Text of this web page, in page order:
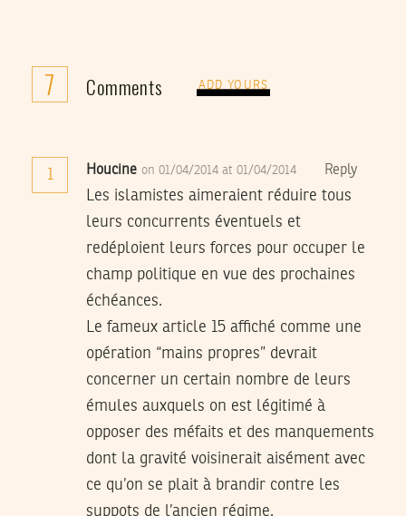
7 Comments ADD YOURS
1 Houcine on 01/04/2014 at 01/04/2014 Reply
Les islamistes aimeraient réduire tous
leurs concurrents éventuels et
redéploient leurs forces pour occuper le
champ politique en vue des prochaines
échéances.
Le fameux article 15 affiché comme une
opération “mains propres” devrait
concerner un certain nombre de leurs
émules auxquels on est légitimé à
opposer des méfaits et des manquements
dont la gravité voisinerait aisément avec
ce qu’on se plait à brandir contre les
suppots de l’ancien régime.